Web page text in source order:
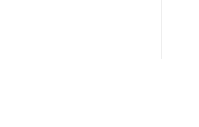
los jugadores de esports, la
y las imágenes
con la compatibilidad con